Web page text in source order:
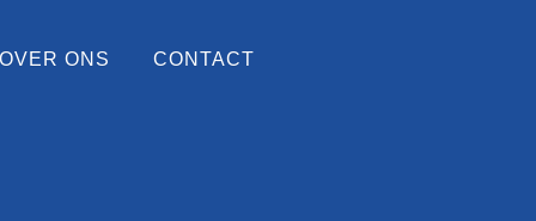
OVER ONS CONTACT